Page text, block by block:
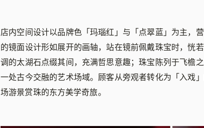
店内空间设计以品牌色「玛瑙红」与「点翠蓝」为主，
的镜面设计形如展开的画轴，站在镜前佩戴珠宝时，恍
调的太湖石点缀其间，充满哲思意趣；珠宝陈列于飞檐
一处古今交融的艺术场域。顾客从旁观者转化为「入戏
场游景赏珠的东方美学奇旅。